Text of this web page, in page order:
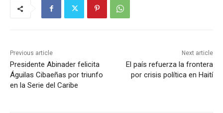
Previous article
Presidente Abinader felicita
Águilas Cibaeñas por triunfo
en la Serie del Caribe
Next article
El país refuerza la frontera
por crisis política en Haití